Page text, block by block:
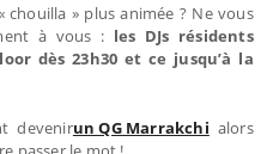
» plus animée ? Ne vous
à vous : les DJs résidents
dès 23h30 et ce jusqu’à la
devenirun QG Marrakchi alors